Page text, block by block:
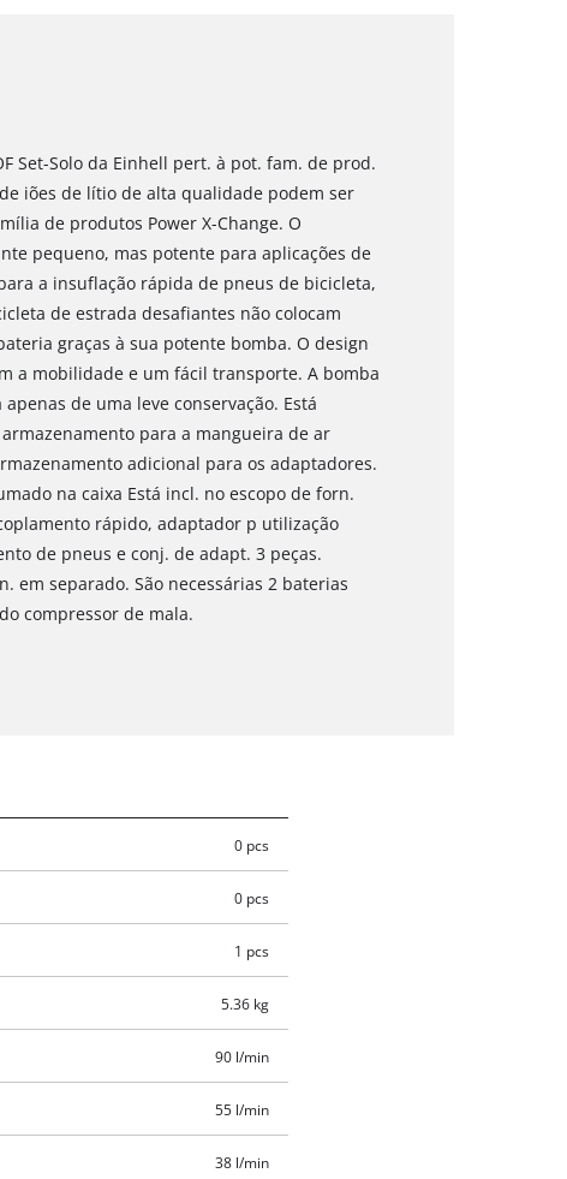
Set-Solo da Einhell pert. à pot. fam. de prod.
iões de lítio de alta qualidade podem ser
de produtos Power X-Change. O
pequeno, mas potente para aplicações de
a insuflação rápida de pneus de bicicleta,
de estrada desafiantes não colocam
graças à sua potente bomba. O design
a mobilidade e um fácil transporte. A bomba
de uma leve conservação. Está
para a mangueira de ar
adicional para os adaptadores.
na caixa Está incl. no escopo de forn.
rápido, adaptador p utilização
de pneus e conj. de adapt. 3 peças.
em separado. São necessárias 2 baterias
compressor de mala.
0 pcs
0 pcs
1 pcs
5.36 kg
90 l/min
55 l/min
38 l/min